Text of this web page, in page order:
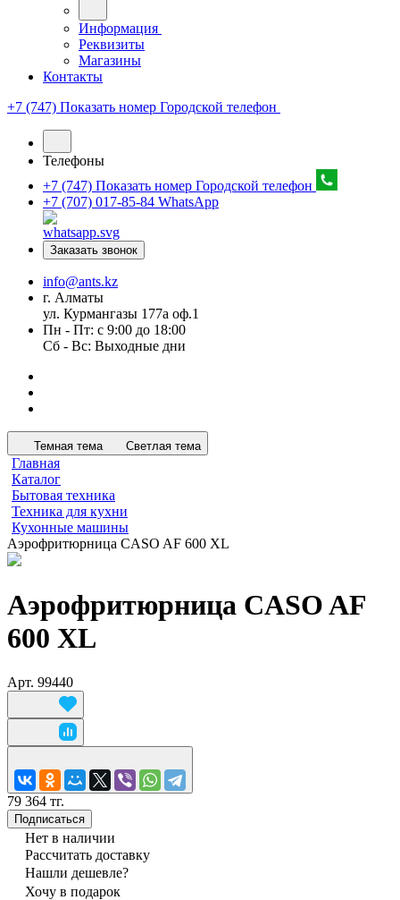
Информация
Реквизиты
Магазины
Контакты
+7 (747) Показать номер Городской телефон
Телефоны
+7 (747) Показать номер Городской телефон
+7 (707) 017-85-84 WhatsApp
Заказать звонок
info@ants.kz
г. Алматы
ул. Курмангазы 177а оф.1
Пн - Пт: с 9:00 до 18:00
Сб - Вс: Выходные дни
Темная тема Светлая тема
Главная
Каталог
Бытовая техника
Техника для кухни
Кухонные машины
Аэрофритюрница CASO AF 600 XL
Аэрофритюрница CASO AF
600 XL
Арт. 99440
79 364 тг.
Подписаться
Нет в наличии
Рассчитать доставку
Нашли дешевле?
Хочу в подарок